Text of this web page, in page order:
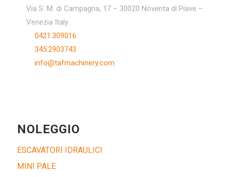
Via S. M. di Campagna, 17 – 30020 Noventa di Piave –
Venezia Italy
0421.309016
345.2903743
info@tafmachinery.com
NOLEGGIO
ESCAVATORI IDRAULICI
MINI PALE